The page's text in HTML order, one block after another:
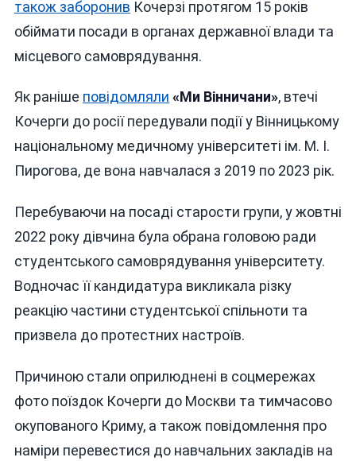
також заборонив Кочерзі протягом 15 років
обіймати посади в органах державної влади та
місцевого самоврядування.
Як раніше повідомляли «Ми Вінничани», втечі
Кочерги до росії передували події у Вінницькому
національному медичному університеті ім. М. І.
Пирогова, де вона навчалася з 2019 по 2023 рік.
Перебуваючи на посаді старости групи, у жовтні
2022 року дівчина була обрана головою ради
студентського самоврядування університету.
Водночас її кандидатура викликала різку
реакцію частини студентської спільноти та
призвела до протестних настроїв.
Причиною стали оприлюднені в соцмережах
фото поїздок Кочерги до Москви та тимчасово
окупованого Криму, а також повідомлення про
наміри перевестися до навчальних закладів на